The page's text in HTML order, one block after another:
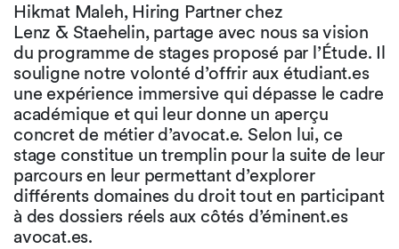
Hikmat Maleh, Hiring Partner chez
Lenz & Staehelin, partage avec nous sa vision
du programme de stages proposé par l’Étude. Il
souligne notre volonté d’offrir aux étudiant.es
une expérience immersive qui dépasse le cadre
académique et qui leur donne un aperçu
concret de métier d’avocat.e. Selon lui, ce
stage constitue un tremplin pour la suite de leur
parcours en leur permettant d’explorer
différents domaines du droit tout en participant
à des dossiers réels aux côtés d’éminent.es
avocat.es.